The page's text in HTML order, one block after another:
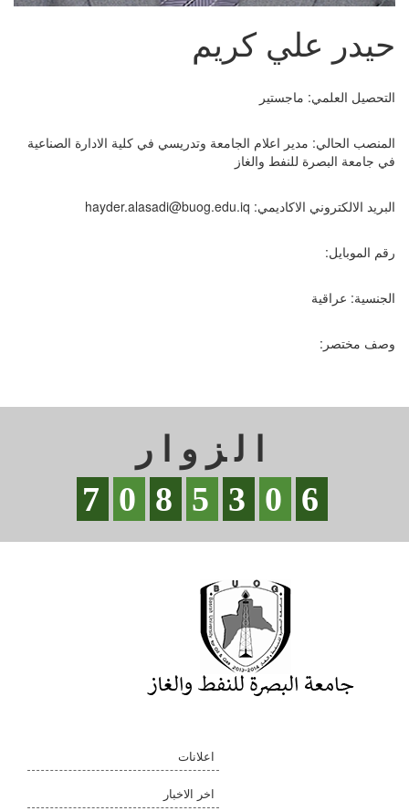
حيدر علي كريم
التحصيل العلمي: ماجستير
المنصب الحالي: مدير اعلام الجامعة وتدريسي في كلية الادارة الصناعية
في جامعة البصرة للنفط والغاز
البريد الالكتروني الاكاديمي: hayder.alasadi@buog.edu.iq
رقم الموبايل:
الجنسية: عراقية
وصف مختصر:
الزوار
7 0 8 5 3 0 6
اعلانات
اخر الاخبار